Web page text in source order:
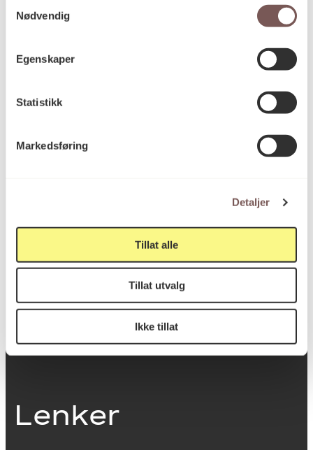
Nødvendig
Egenskaper
Statistikk
Markedsføring
Detaljer
Tillat alle
Tillat utvalg
Ikke tillat
Besøksadresse
Victoria Terrasse 11
0251 Oslo
Viktig info
Utbetaling og fakturering
Om opphavsrett
Dokumentasjonsskjema
Last ned logo
Lenker